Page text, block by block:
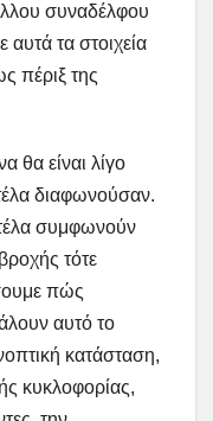
συναδέλφου
αυτά τα στοιχεία
πέριξ της
θα είναι λίγο
διαφωνούσαν.
συμφωνούν
τότε
πώς
αυτό το
κατάσταση,
κυκλοφορίας,